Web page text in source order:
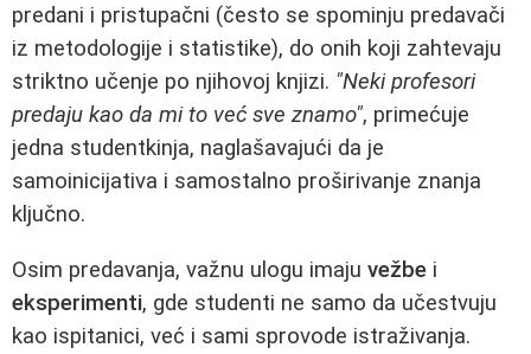
predani i pristupačni (često se spominju predavači
iz metodologije i statistike), do onih koji zahtevaju
striktno učenje po njihovoj knjizi. "Neki profesori
predaju kao da mi to već sve znamo", primećuje
jedna studentkinja, naglašavajući da je
samoinicijativa i samostalno proširivanje znanja
ključno.
Osim predavanja, važnu ulogu imaju vežbe i
eksperimenti, gde studenti ne samo da učestvuju
kao ispitanici, već i sami sprovode istraživanja.